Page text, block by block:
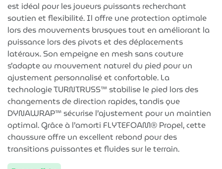
est idéal pour les joueurs puissants recherchant
soutien et flexibilité. Il offre une protection optimale
lors des mouvements brusques tout en améliorant la
puissance lors des pivots et des déplacements
latéraux. Son empeigne en mesh sans couture
s’adapte au mouvement naturel du pied pour un
ajustement personnalisé et confortable. La
technologie TURNTRUSS™ stabilise le pied lors des
changements de direction rapides, tandis que
DYNAWRAP™ sécurise l’ajustement pour un maintien
optimal. Grâce à l’amorti FLYTEFOAM® Propel, cette
chaussure offre un excellent rebond pour des
transitions puissantes et fluides sur le terrain.